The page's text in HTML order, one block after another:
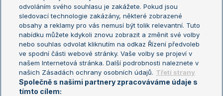
Turnaj mistrů
Turnaj mistryň
Aktualní trendy
Fotbalové přestupy
Livesport Daily
LS Prague Open
odvoláním svého souhlasu je zakážete. Pokud jsou
sledovací technologie zakázány, některé zobrazené
obsahy a reklamy pro vás nemusí být tolik relevantní. Tuto
nabídku můžete kdykoli znovu zobrazit a změnit své volby
nebo souhlas odvolat kliknutím na odkaz Řízení předvoleb
ve spodní části webové stránky. Vaše volby se projeví v
našem Internetová stránka. Další podrobnosti naleznete v
našich Zásadách ochrany osobních údajů. Třetí strany
Společně s našimi partnery zpracováváme údaje s
tímto cílem: